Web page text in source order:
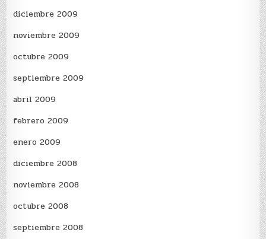
diciembre 2009
noviembre 2009
octubre 2009
septiembre 2009
abril 2009
febrero 2009
enero 2009
diciembre 2008
noviembre 2008
octubre 2008
septiembre 2008